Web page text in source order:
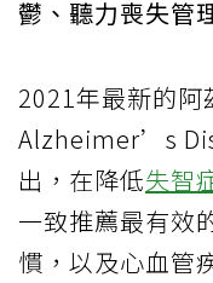
鬱、聽力喪失管
2021年最新的
Alzheimer’s
出，在降低失智
一致推薦最有效
慣，以及心血管